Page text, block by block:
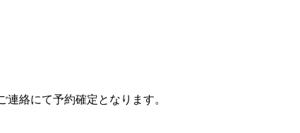
絡にて予約確定となります。